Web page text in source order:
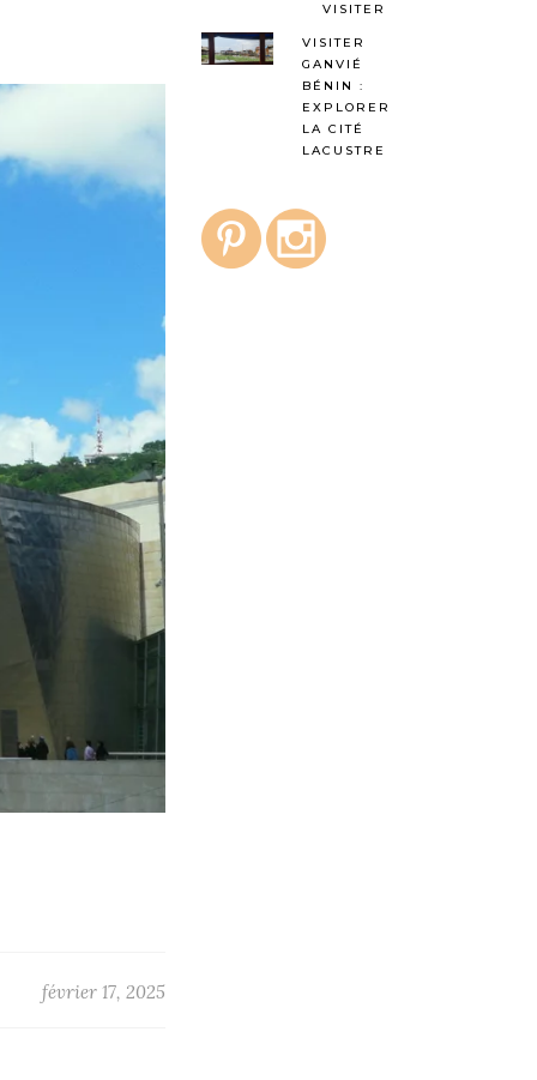
février 17, 2025
VISITER
VISITER
GANVIÉ
BÉNIN :
EXPLORER
LA CITÉ
LACUSTRE